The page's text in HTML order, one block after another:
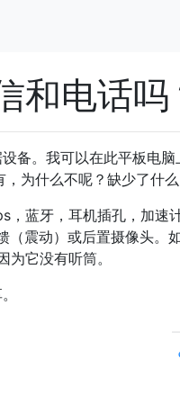
和电话吗
备。我可以在此平板电脑
为什么不呢？缺少了什么
，蓝牙，耳机插孔，加速
（震动）或后置摄像头。
它没有听筒。